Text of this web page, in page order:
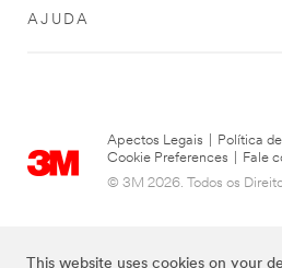
This website uses cookies on your
AJUDA
Apectos Legais Política
Cookie Preferences
Fale
© 3M 2026. Todos os